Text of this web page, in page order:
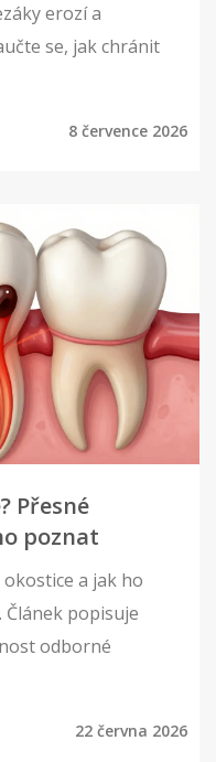
erozí a
se, jak chránit
8 července 2026
Přesné
poznat
a jak ho
popisuje
odborné
22 června 2026